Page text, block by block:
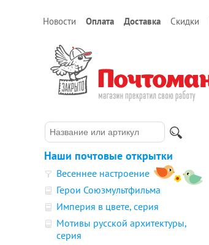
Новости Оплата Доставка Скидки
Наши почтовые открытки
Весеннее настроение
Герои Союзмультфильма
Империя в цвете, серия
Мотивы русской архитектуры,
серия